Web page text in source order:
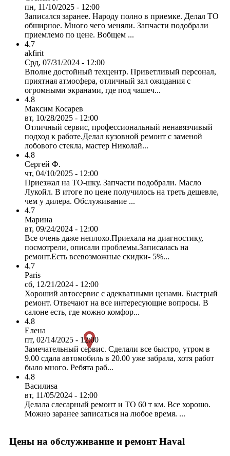
пн, 11/10/2025 - 12:00
Записался заранее. Народу полно в приемке. Делал ТО
обширное. Много чего меняли. Запчасти подобрали
приемлемо по цене. Вобщем ...
4.7
akfirit
Срд, 07/31/2024 - 12:00
Вполне достойный техцентр. Приветливый персонал,
приятная атмосфера, отличный зал ожидания с
огромными экранами, где под чашеч...
4.8
Максим Косарев
вт, 10/28/2025 - 12:00
Отличный сервис, профессиональный ненавязчивый
подход к работе.Делал кузовной ремонт с заменой
лобового стекла, мастер Николай...
4.8
Сергей Ф.
чт, 04/10/2025 - 12:00
Приезжал на ТО-шку. Запчасти подобрали. Масло
Лукойл. В итоге по цене получилось на треть дешевле,
чем у дилера. Обслуживание ...
4.7
Марина
вт, 09/24/2024 - 12:00
Все очень даже неплохо.Приехала на диагностику,
посмотрели, описали проблемы.Записалась на
ремонт.Есть всевозможные скидки- 5%...
4.7
Paris
сб, 12/21/2024 - 12:00
Хороший автосервис с адекватными ценами. Быстрый
ремонт. Отвечают на все интересующие вопросы. В
салоне есть, где можно комфор...
4.8
Елена
пт, 02/14/2025 - 12:00
Замечательный сервис. Сделали все быстро, утром в
9.00 сдала автомобиль в 20.00 уже забрала, хотя работ
было много. Ребята раб...
4.8
Василиsa
вт, 11/05/2024 - 12:00
Делала слесарный ремонт и ТО 60 т км. Все хорошо.
Можно заранее записаться на любое время. ...
Цены на обслуживание и ремонт Haval